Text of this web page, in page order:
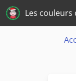
Les couleurs